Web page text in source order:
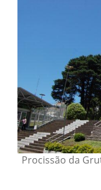
Procissão da